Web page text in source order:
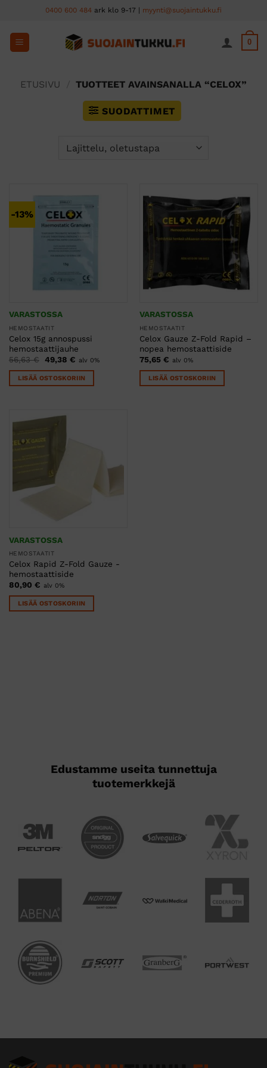
content
0400 600 484 ark klo 9-17 | myynti@suojaintukku.fi
0
ETUSIVU TUOTTEET AVAINSANALLA “CELOX”
SUODATTIMET
-13%
VARASTOSSA
HEMOSTAATIT
Celox 15g annospussi
hemostaattijauhe
56,63€ Alkuperäinen
hinta
oli:
56,63 €.
49,38 €Nykyinen
on:
49,38 €.
alv 0%
LISÄÄ OSTOSKORIIN
VARASTOSSA
HEMOSTAATIT
Celox Gauze Z-Fold Rapid –
nopea hemostaattiside
75,65 € alv 0%
LISÄÄ OSTOSKORIIN
VARASTOSSA
HEMOSTAATIT
Celox Rapid Z-Fold Gauze -
hemostaattiside
80,90 € alv 0%
LISÄÄ OSTOSKORIIN
Edustamme useita tunnettuja
tuotemerkkejä